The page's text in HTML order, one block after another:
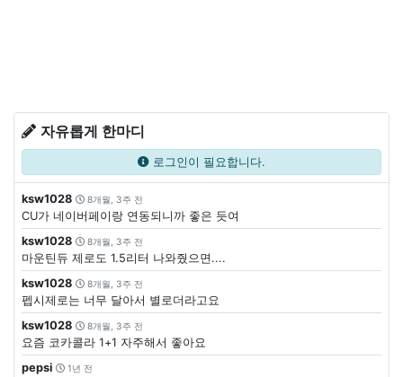
자유롭게 한마디
로그인이 필요합니다.
ksw1028 8개월, 3주 전
CU가 네이버페이랑 연동되니까 좋은 듯여
ksw1028
8개월, 3주 전
마운틴듀 제로도 1.5리터 나와줬으면....
ksw1028
8개월, 3주 전
펩시제로는 너무 달아서 별로더라고요
ksw1028
8개월, 3주 전
요즘 코카콜라 1+1 자주해서 좋아요
pepsi
1년 전